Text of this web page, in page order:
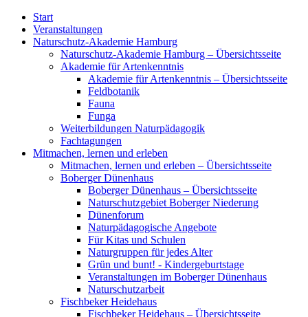
Start
Veranstaltungen
Naturschutz-Akademie Hamburg
Naturschutz-Akademie Hamburg – Übersichtsseite
Akademie für Artenkenntnis
Akademie für Artenkenntnis – Übersichtsseite
Feldbotanik
Fauna
Funga
Weiterbildungen Naturpädagogik
Fachtagungen
Mitmachen, lernen und erleben
Mitmachen, lernen und erleben – Übersichtsseite
Boberger Dünenhaus
Boberger Dünenhaus – Übersichtsseite
Naturschutzgebiet Boberger Niederung
Dünenforum
Naturpädagogische Angebote
Für Kitas und Schulen
Naturgruppen für jedes Alter
Grün und bunt! - Kindergeburtstage
Veranstaltungen im Boberger Dünenhaus
Naturschutzarbeit
Fischbeker Heidehaus
Fischbeker Heidehaus – Übersichtsseite